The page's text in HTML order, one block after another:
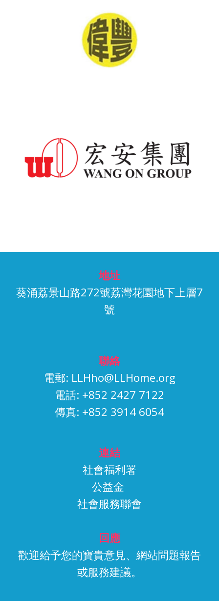
地址
葵涌荔景山路272號荔灣花園地下上層7
號
聯絡
電郵: LLHho@LLHome.org
電話: +852 2427 7122
傳真: +852 3914 6054
連結
社會福利署
公益金
社會服務聯會
回應
歡迎給予您的寶貴意見、網站問題報告
或服務建議。